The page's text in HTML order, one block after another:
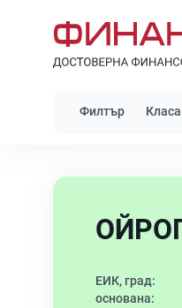
Филтър
ЕИК, град:
основана: